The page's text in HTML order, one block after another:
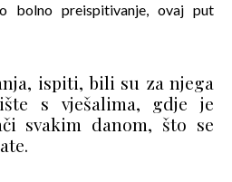
bolno preispitivanje, ovaj put
ispiti, bili su za njega
s vješalima, gdje je
svakim danom, što se